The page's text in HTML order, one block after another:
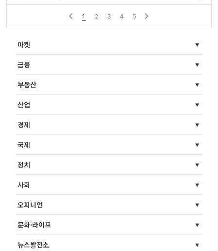
1 2 3 4 5
마켓
금융
부동산
산업
경제
국제
정치
사회
오피니언
문화·라이프
뉴스발전소